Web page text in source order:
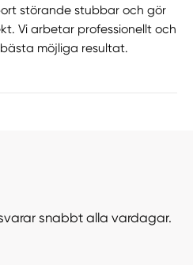
störande stubbar och gör
Vi arbetar professionellt och
möjliga resultat.
snabbt alla vardagar.